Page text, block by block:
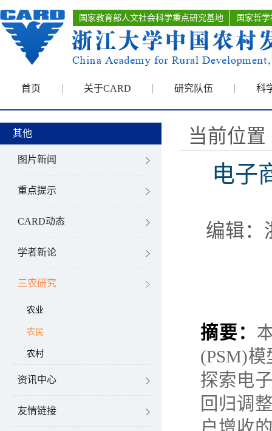
国家教育部人文社会科学重点研究基地 国家哲
首页 关于CARD 研究队伍 科
其他
图片新闻
重点提示
CARD动态
学者新论
三农研究
农业
农民
农村
资讯中心
友情链接
当前位置
电子
编辑：
摘要：
(PSM)模
探索电
回归调